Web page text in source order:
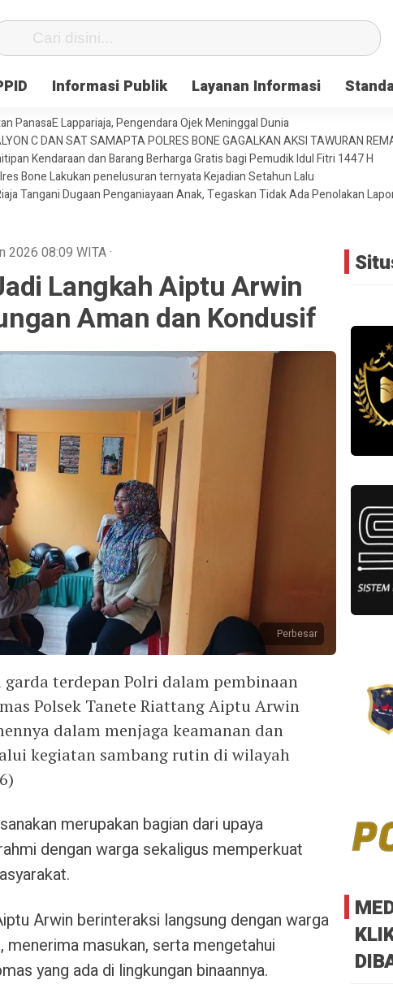
Informasi Publik Layanan Informasi
PanasaE Lappariaja, Pengendara Ojek Meninggal Dunia
C DAN SAT SAMAPTA POLRES BONE GAGALKAN AKSI TAWURAN
Kendaraan dan Barang Berharga Gratis bagi Pemudik Idul Fitri 1447 H
Bone Lakukan penelusuran ternyata Kejadian Setahun Lalu
Tangani Dugaan Penganiayaan Anak, Tegaskan Tidak Ada Penolakan
2026 08:09 WITA·
Langkah Aiptu Arwin
Aman dan Kondusif
Perbesar
garda terdepan Polri dalam pembinaan
Polsek Tanete Riattang Aiptu Arwin
dalam menjaga keamanan dan
kegiatan sambang rutin di wilayah
merupakan bagian dari upaya
dengan warga sekaligus memperkuat
Arwin berinteraksi langsung dengan warga
menerima masukan, serta mengetahui
yang ada di lingkungan binaannya.